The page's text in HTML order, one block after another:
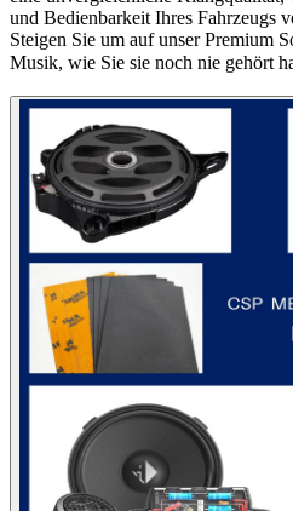
und Bedienbarkeit Ihres Fahrzeugs
Steigen Sie um auf unser Premium
Musik, wie Sie sie noch nie gehört